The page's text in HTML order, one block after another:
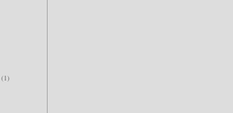
(1)